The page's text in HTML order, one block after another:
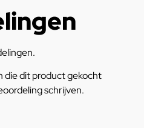
die dit product gekocht
schrijven.